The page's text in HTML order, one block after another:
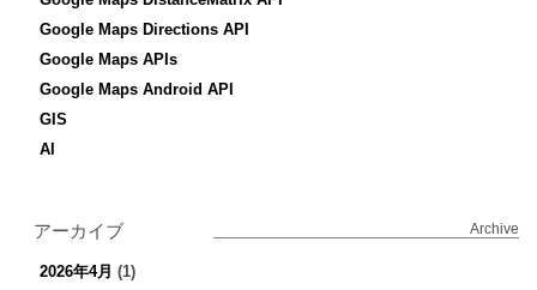
Google Maps Directions API
Google Maps APIs
Google Maps Android API
GIS
AI
アーカイブ Archive
2026年4月 (1)